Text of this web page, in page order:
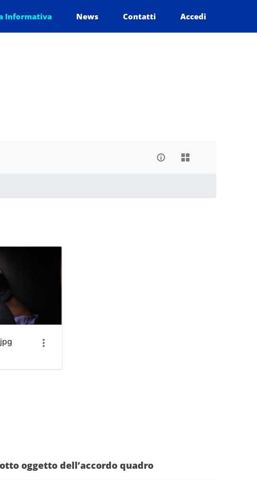
Informativa News Contatti Accedi
oggetto dell’accordo quadro